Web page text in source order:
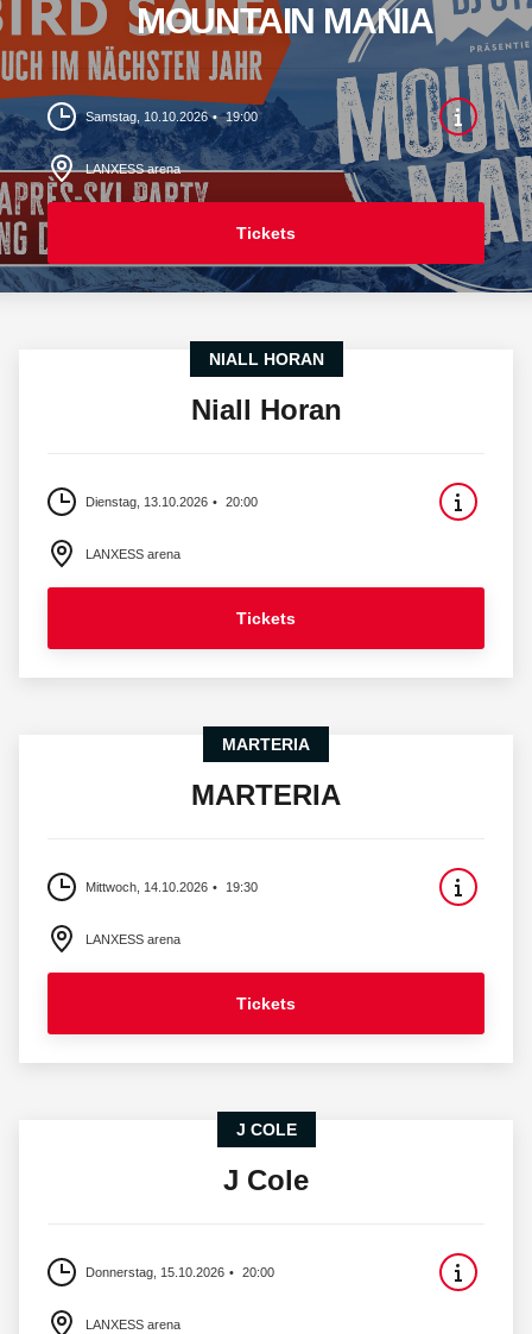
MOUNTAIN MANIA
Samstag, 10.10.2026 19:00
LANXESS arena
Tickets
NIALL HORAN
Niall Horan
Dienstag, 13.10.2026 20:00
LANXESS arena
Tickets
MARTERIA
MARTERIA
Mittwoch, 14.10.2026 19:30
LANXESS arena
Tickets
J COLE
J Cole
Donnerstag, 15.10.2026 20:00
LANXESS arena